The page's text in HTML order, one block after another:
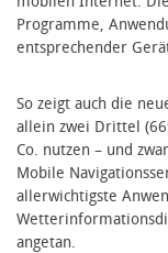
Programme,
entsprechender
So zeigt auch die
allein zwei Drittel
Co. nutzen – und
Mobile
allerwichtigste
angetan.